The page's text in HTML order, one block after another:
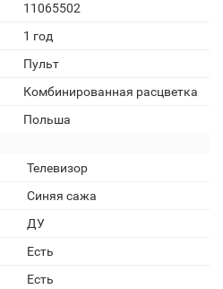
11065502
1 год
Пульт
Комбинированная расцветка
Польша
Телевизор
Синяя сажа
ДУ
Есть
Есть